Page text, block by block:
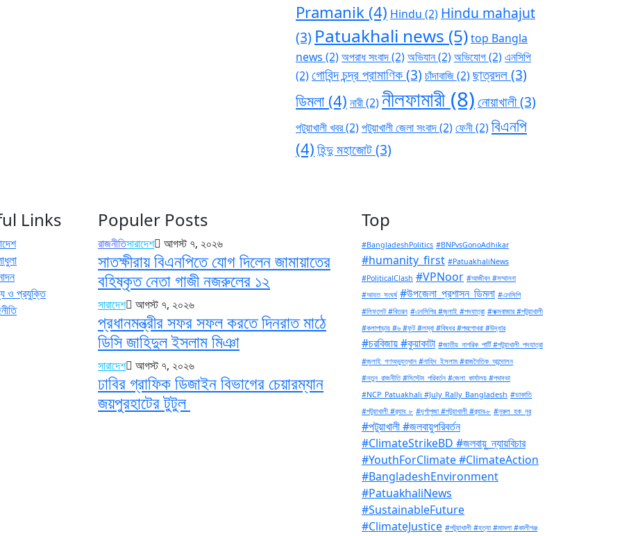
Pramanik (4) Hindu (2) Hindu mahajut
(3) Patuakhali news (5)top Bangla
news (2) অপরাধ সংবাদ(2) অভিযান(2) অভিযোগ(2) এনসিপি
(2) গোবিন্দ চন্দ্র প্রামাণিক(3) চাঁদাবাজি(2) ছাত্রদল(3)
ডিমলা(4) নারী(2) নীলফামারী(8)নোয়াখালী(3)
পটুয়াখালী খবর(2) পটুয়াখালী জেলা সংবাদ(2) ফেনী(2) বিএনপি
(4)হিন্দু মহাজোট(3)
Links
ও প্রযুক্তি
Populer Posts
রাজনীতিসারাদেশ আগস্ট ৭, ২০২৬
সাতক্ষীরায় বিএনপিতে যোগ দিলেন জামায়াতের
বহিষ্কৃত নেতা গাজী নজরুলের ১২
সারাদেশ আগস্ট ৭, ২০২৬
প্রধানমন্ত্রীর সফর সফল করতে দিনরাত মাঠে
ডিসি জাহিদুল ইসলাম মিঞা
সারাদেশ আগস্ট ৭, ২০২৬
ঢাবির গ্রাফিক ডিজাইন বিভাগের চেয়ারম্যান
জয়পুরহাটের টুটুল
Top
#BangladeshPolitics #BNPvsGonoAdhikar
#humanity_first #PatuakhaliNews
#PoliticalClash #VPNoor #আজীবন #সম্মাননা
#আহত_সংঘর্ষ #উপজেলা_প্রশাসন_ডিমলা #এনসিপি
#লিফলেট #বিতরন #এনসিপির #জুলাই #পদযাত্রা #কক্সবাজার #পটুয়াখালী
#কলাপাড়ায় #৬ #ফুট #লম্বা #বিষধর #পদ্মগোখরা #উদ্ধার
#চরবিজায় #কুয়াকাটা #জাতীয়_নাগরিক_পার্টি #পটুয়াখালী_পদযাত্রা
#জুলাই_গণঅভ্যুত্থান #নাহিদ_ইসলাম #রাজনৈতিক_আন্দোলন
#নতুন_রাজনীতি #সিস্টেম_পরিবর্তন #জেলা_কার্যালয় #পথসভা
#NCP_Patuakhali #July_Rally_Bangladesh #ডাকাতি
#পটুয়াখালী #র‍্যাব_৮ #দূর্গাপুজা #পটুয়াখালী #র‍্যাব-৮ #নুরুল_হক_নুর
#পটুয়াখালী #জলবায়ুপরিবর্তন
#ClimateStrikeBD #জলবায়ু_ন্যায়বিচার
#YouthForClimate #ClimateAction
#BangladeshEnvironment
#PatuakhaliNews
#SustainableFuture
#ClimateJustice #পটুয়াখালী #হত্যা #মামলা #কালীগঞ্জ